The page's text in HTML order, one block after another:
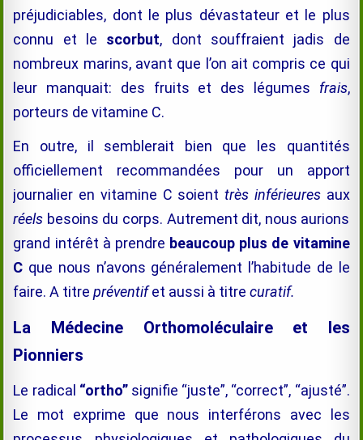
préjudiciables, dont le plus dévastateur et le plus
connu et le scorbut, dont souffraient jadis de
nombreux marins, avant que l’on ait compris ce qui
leur manquait: des fruits et des légumes frais,
porteurs de vitamine C.
En outre, il semblerait bien que les quantités
officiellement recommandées pour un apport
journalier en vitamine C soienttrès inférieuresaux
réels besoins du corps. Autrement dit, nous aurions
grand intérêt à prendre beaucoup plus de vitamine
C que nous n’avons généralement l’habitude de le
faire. A titrepréventifet aussi à titrecuratif.
La Médecine
Orthomoléculaire et les
Pionniers
Le radical “ortho”signifie “juste”, “correct”, “ajusté”.
Le mot
exprime que nous
interférons avec les